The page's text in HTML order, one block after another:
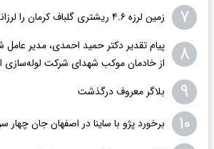
۷ زمین لرزه ۴.۶ ریشتری گلباف کرمان را لرزاند
۸
پیام تقدیر دکتر حمید احمدی، مدیر عامل
از خادمان موکب شهدای شرکت لوله‌سازی
۹ بلاگر معروف درگذشت
۱۰ برخورد پژو با ساینا در اصفهان جان